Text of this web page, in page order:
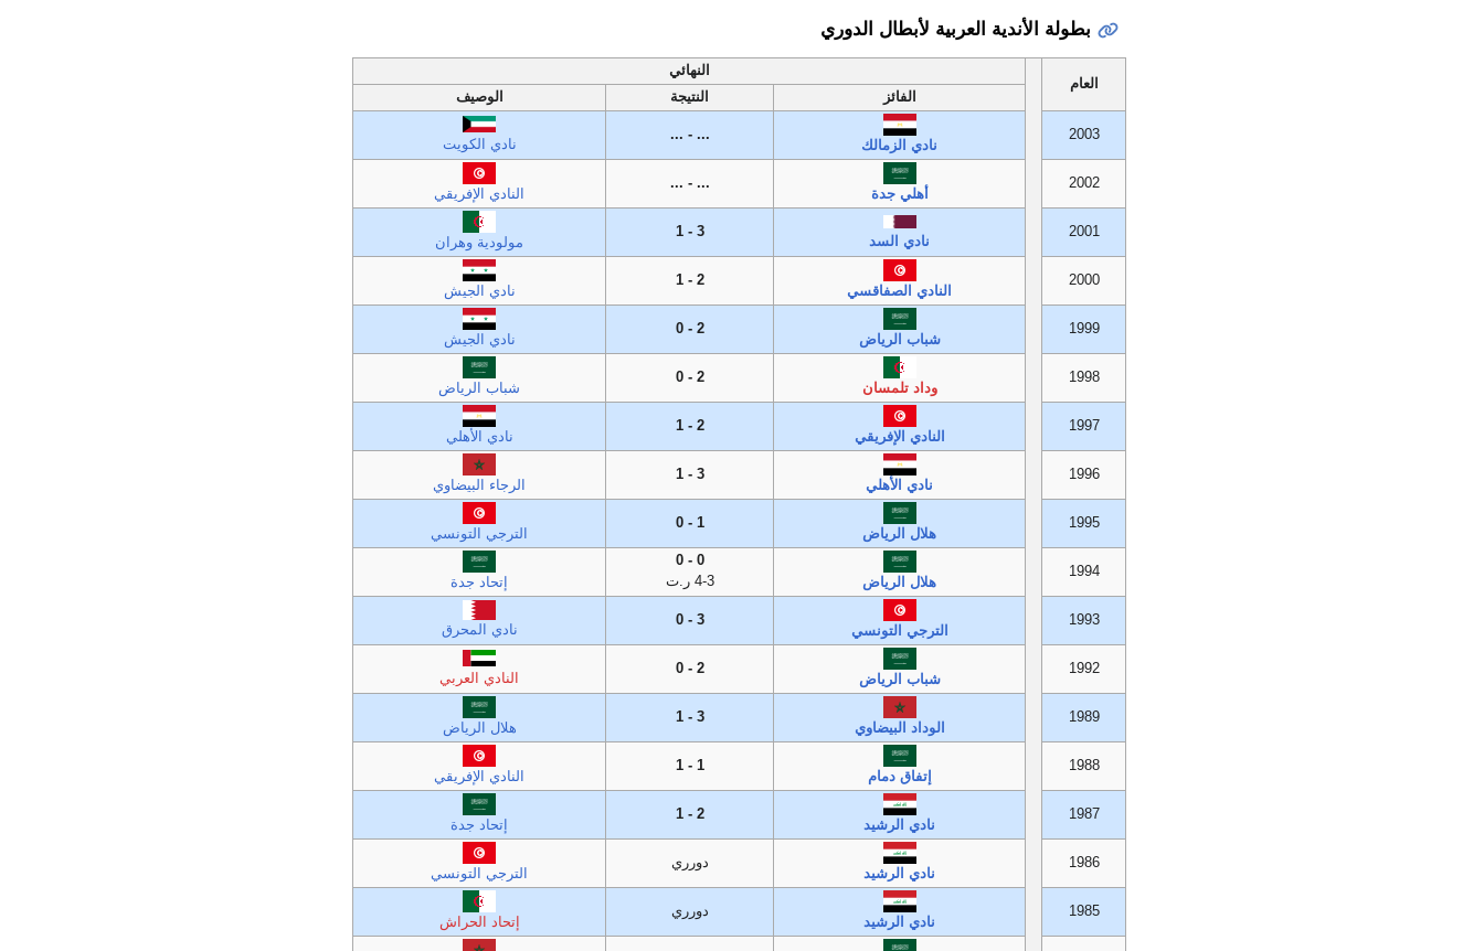
بطولة الأندية العربية لأبطال الدوري
العام
النهائي
الفائز
النتيجة الوصيف
2003
نادي الزمالك
... - ...
نادي الكويت
2002
أهلي جدة
... - ...
النادي الإفريقي
2001
نادي السد
3 - 1
مولودية وهران
2000
النادي الصفاقسي
2 - 1
نادي الجيش
1999
شباب الرياض
2 - 0
نادي الجيش
1998
وداد تلمسان
2 - 0
شباب الرياض
1997
النادي الإفريقي
2 - 1
نادي الأهلي
1996
نادي الأهلي
3 - 1
الرجاء البيضاوي
1995
هلال الرياض
1 - 0
الترجي التونسي
1994
هلال الرياض
0 - 0
4-3 ر.ت
إتحاد جدة
1993
الترجي التونسي
3 - 0
نادي المحرق
1992
شباب الرياض
2 - 0
النادي العربي
1989
الوداد البيضاوي
3 - 1
هلال الرياض
1988
إتفاق دمام
1 - 1
النادي الإفريقي
1987
نادي الرشيد
2 - 1
إتحاد جدة
1986
نادي الرشيد
دورري
الترجي التونسي
1985
نادي الرشيد
دورري
إتحاد الحراش